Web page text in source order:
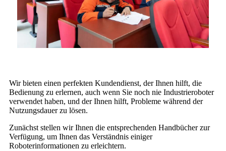
Wir bieten einen perfekten Kundendienst, der Ihnen hilft, die
Bedienung zu erlernen, auch wenn Sie noch nie Industrieroboter
verwendet haben, und der Ihnen hilft, Probleme während der
Nutzungsdauer zu lösen.
Zunächst stellen wir Ihnen die entsprechenden Handbücher zur
Verfügung, um Ihnen das Verständnis einiger
Roboterinformationen zu erleichtern.